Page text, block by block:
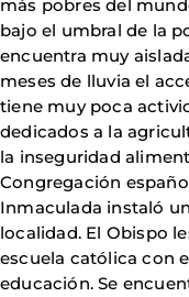
más pobres del
bajo el umbral de la
encuentra muy
meses de lluvia el
tiene muy poca
dedicados a la
la inseguridad
Congregación
Inmaculada instaló
localidad. El Obispo
escuela católica con
educación. Se